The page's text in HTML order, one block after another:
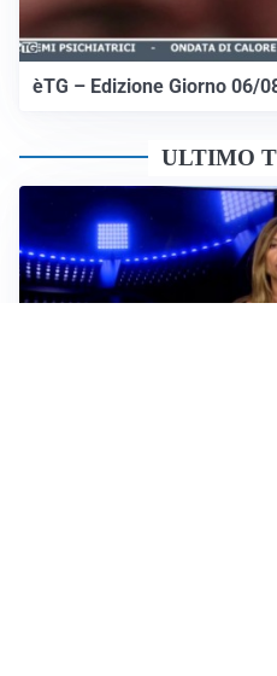
èTG – Edizione Giorno 06/
ULTIMO